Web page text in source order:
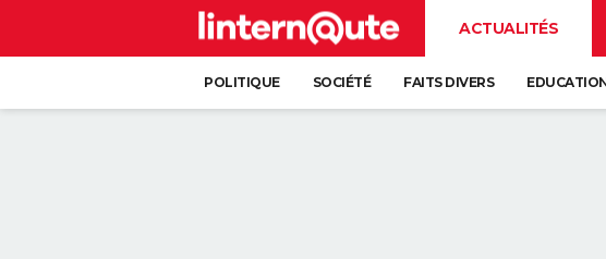
ACTUALITÉS
POLITIQUE SOCIÉTÉ FAITS DIVERS